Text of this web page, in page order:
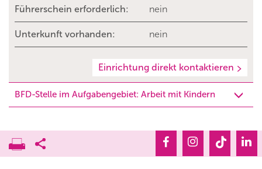
Führerschein erforderlich: nein
Unterkunft vorhanden: nein
Einrichtung direkt kontaktieren
BFD-Stelle im Aufgabengebiet: Arbeit mit Kindern